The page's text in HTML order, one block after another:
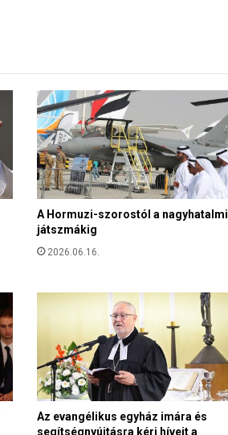
A Hormuzi-szorostól a nagyhatalmi
játszmákig
2026.06.16.
Az evangélikus egyház imára és
segítségnyújtásra kéri híveit a